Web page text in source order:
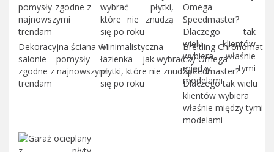
Dekoracyjna ściana w
salonie – pomysły
zgodne z najnowszymi
trendam
Minimalistyczna
łazienka – jak wybrać
płytki, które nie znudzą
się po roku
Breitling Chronomat
czy Omega
Speedmaster?
Dlaczego tak wielu
klientów wybiera
właśnie między tymi
modelami